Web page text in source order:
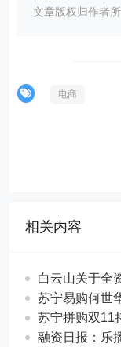
文章版权归作者
电商
相关内容
白云山关于全
苏宁易购何世
苏宁拼购双11
融资日报：乐